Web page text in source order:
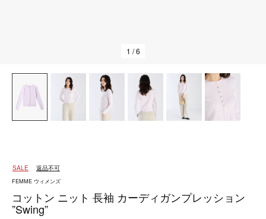
1 / 6
SALE 返品不可
FEMME ウィメンズ
コットン ニット 長袖 カーディガンプレッション
”Swing”